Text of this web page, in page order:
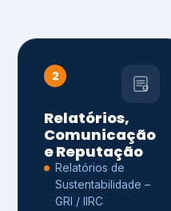
2
Relatórios,
Comunicação
e Reputação
Relatórios de
Sustentabilidade –
GRI / IIRC